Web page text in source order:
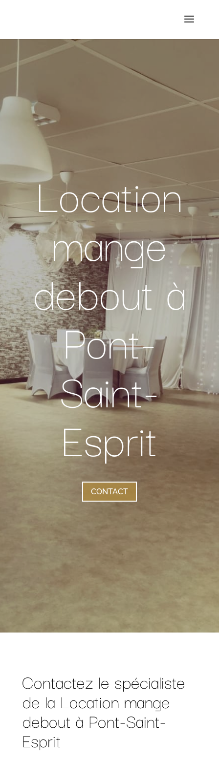
Location
mange
debout à
Pont-
Saint-
Esprit
CONTACT
Contactez le spécialiste
de la Location mange
debout à Pont-Saint-
Esprit